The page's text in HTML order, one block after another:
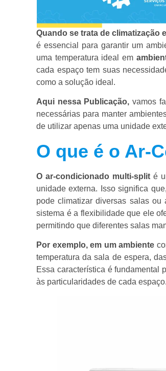
Quando se trata de climatização
é essencial para garantir um
uma temperatura ideal em
cada espaço tem suas
como a solução ideal.
Aqui nessa Publicação, vamos
necessárias para manter
de utilizar apenas uma unidade
O que é o Ar-
O ar-condicionado multi-split é
unidade externa. Isso significa
pode climatizar diversas salas ou
sistema é a flexibilidade que ele
permitindo que diferentes salas
Por exemplo, em um ambiente
temperatura da sala de espera,
Essa característica é fundamental
às particularidades de cada espaço.